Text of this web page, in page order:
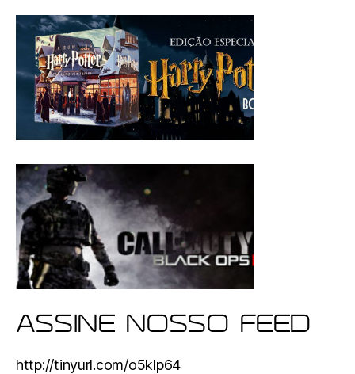
ASSINE NOSSO FEED
http://tinyurl.com/o5klp64